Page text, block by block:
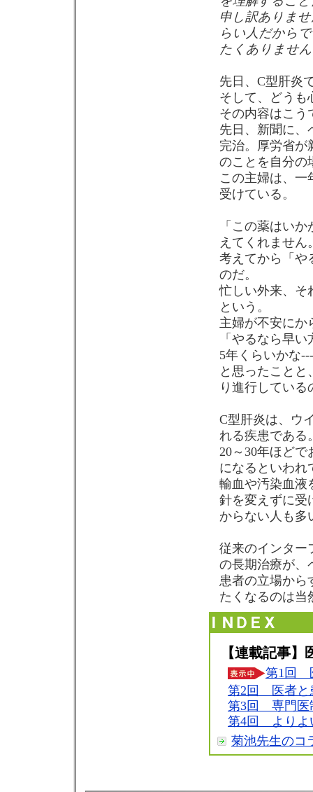
申し訳ありま
らい人だから
たくありませ
先日、C型肝炎
そして、どうも
その内容はこう
先日、新聞に、
完治。厚労省が
のことを自分の
この主婦は、一
受けている。
「この薬はい
えてくれません
考えてから「や
のだ。
忙しい外来、そ
という。
主婦が不安にか
「やるなら早
5年くらいかな
と思ったこと
り進行してい
C型肝炎は、ウ
れる疾患である
20～30年ほどで
になるといわれ
輸血や汚染血液
針を変えずに受
からない人も多
従来のインター
の長期治療が、
患者の立場から
たくなるのは当
【連載記事】
第1回
第2回 医者と
第3回 専門医
第4回 よりよ
菊池先生のコ